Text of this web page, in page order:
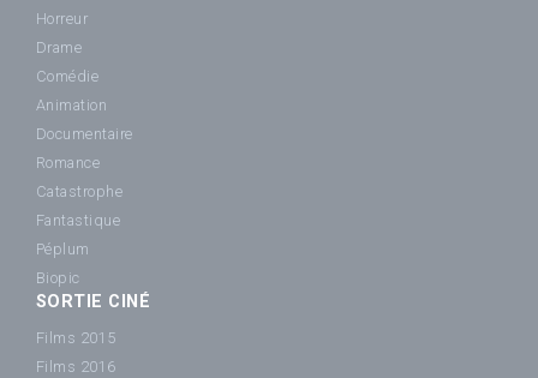
Horreur
Drame
Comédie
Animation
Documentaire
Romance
Catastrophe
Fantastique
Péplum
Biopic
SORTIE CINÉ
Films 2015
Films 2016